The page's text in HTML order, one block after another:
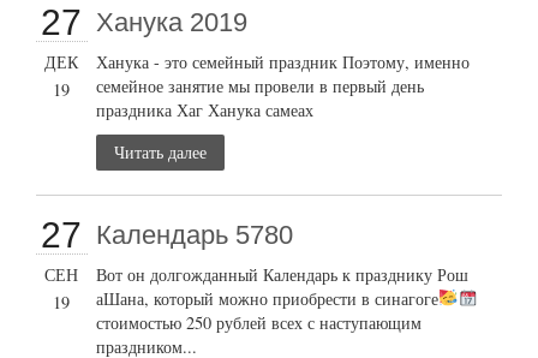
27
ДЕК
19
Ханука 2019
Ханука - это семейный праздник Поэтому, именно
семейное занятие мы провели в первый день
праздника Хаг Ханука самеах
Читать далее
27
СЕН
19
Календарь 5780
Вот он долгожданный Календарь к празднику Рош
аШана, который можно приобрести в синагоге
стоимостью 250 рублей всех с наступающим
праздником...